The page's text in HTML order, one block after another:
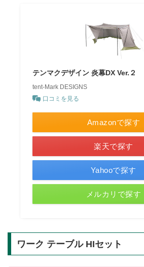
テンマクデザイン 炎幕DX Ver.２
tent-Mark DESIGNS
口コミを見る
Amazonで探す
楽天で探す
Yahooで探す
メルカリで探す
ワーク テーブル HIセット